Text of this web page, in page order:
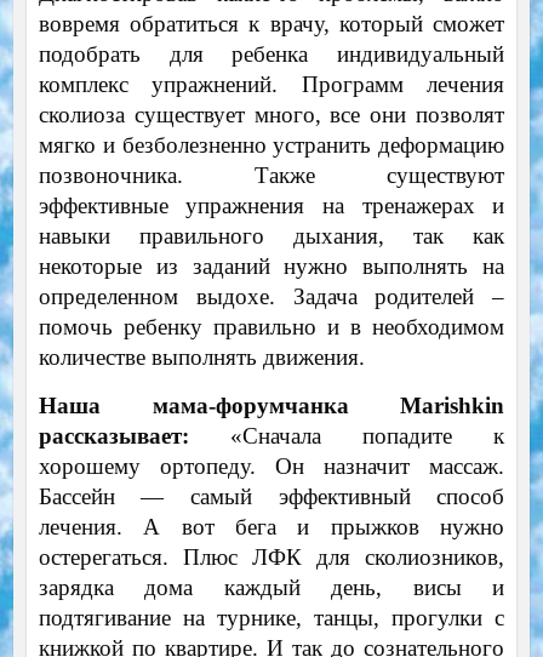
вовремя обратиться к врачу, который сможет
подобрать для ребенка индивидуальный
комплекс упражнений. Программ лечения
сколиоза существует много, все они позволят
мягко и безболезненно устранить деформацию
позвоночника. Также существуют
эффективные упражнения на тренажерах и
навыки правильного дыхания, так как
некоторые из заданий нужно выполнять на
определенном выдохе. Задача родителей –
помочь ребенку правильно и в необходимом
количестве выполнять движения.
Наша мама-форумчанка Marishkin
рассказывает: «Сначала попадите к
хорошему ортопеду. Он назначит массаж.
Бассейн — самый эффективный способ
лечения. А вот бега и прыжков нужно
остерегаться. Плюс ЛФК для сколиозников,
зарядка дома каждый день, висы и
подтягивание на турнике, танцы, прогулки с
книжкой по квартире. И так до сознательного